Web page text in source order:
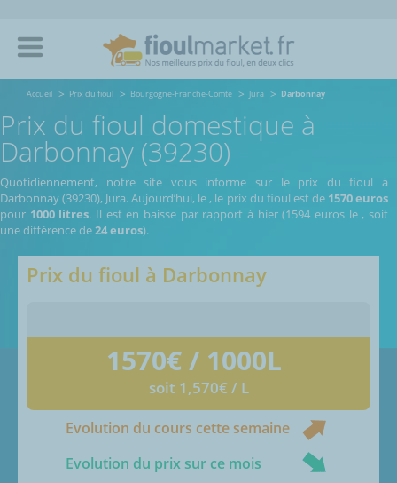
Accueil Prix du fioul Bourgogne-Franche-Comte Jura Darbonnay
Prix du fioul domestique à
Darbonnay (39230)
Quotidiennement, notre site vous informe sur le prix du fioul à
Darbonnay (39230), Jura.Aujourd’hui, le , le prix du fioul est de 1570 euros
pour 1000 litres. Il est en baisse par rapport à hier (1594 euros le, soit
une différence de24 euros).
Prix du fioul à Darbonnay
1570€ / 1000L
soit 1,570€ / L
Evolution du cours cette semaine
Evolution du prix sur ce mois